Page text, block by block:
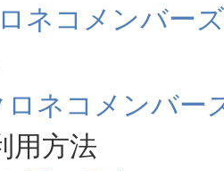
ネコメンバーズ
ロネコメンバー
方法